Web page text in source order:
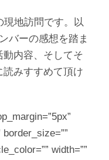
現地訪問です。以
バーの感想を踏ま
動内容、そしてそ
みすすめて頂け
border_size=””
width=””